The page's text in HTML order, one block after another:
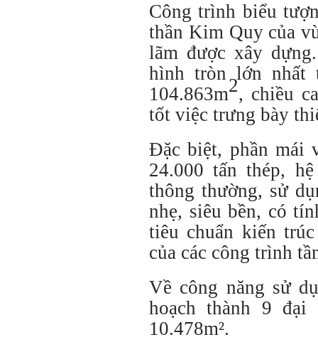
Công trình biểu
thần Kim Quy của
lãm được xây
hình tròn lớn
104.863m2, chiều
tốt việc trưng bày
Đặc biệt, phần mái
24.000 tấn thép,
thông thường, sử
nhẹ, siêu bền, có
tiêu chuẩn kiến
của các công trình
Về công năng sử
hoạch thành 9
10.478m².